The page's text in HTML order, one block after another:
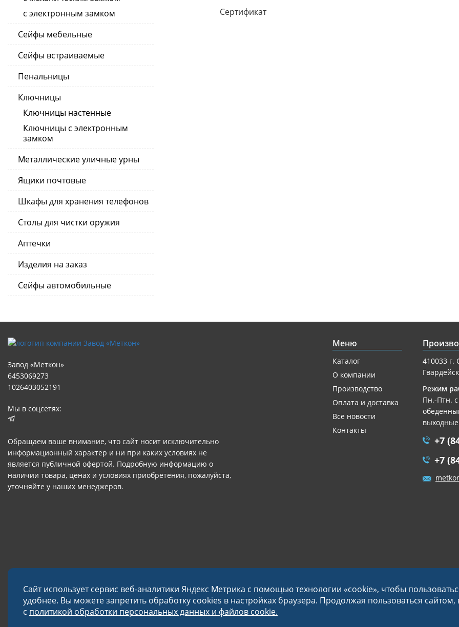
с электронным замком
Сейфы мебельные
Сейфы встраиваемые
Пенальницы
Ключницы
Ключницы настенные
Ключницы с электронным
замком
Металлические уличные урны
Ящики почтовые
Шкафы для хранения телефонов
Столы для чистки оружия
Аптечки
Изделия на заказ
Сейфы автомобильные
Сертификат
Завод «Меткон»
6453069273
1026403052191
Мы в соцсетях:
Обращаем ваше внимание, что сайт носит исключительно
информационный характер и ни при каких условиях не
является публичной офертой. Подробную информацию о
наличии товара, ценах и условиях приобретения, пожалуйста,
уточняйте у наших менеджеров.
Меню
Каталог
О компании
Производство
Оплата и доставка
Все новости
Контакты
410033 г.
Режим
Пн.-Птн.
+7
+7
© 2026 Завод «Меткон» Политика в отношении обработки данных
Сайт использует сервис веб-аналитики Яндекс Метрика с помощью технологии «cookie», чтобы
удобнее. Вы можете запретить обработку cookies в настройках браузера. Продолжая пользоваться сайтом,
с политикой обработки персональных данных и файлов cookie.